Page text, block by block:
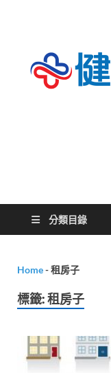
分類目錄
Home-租房子
標籤:租房子